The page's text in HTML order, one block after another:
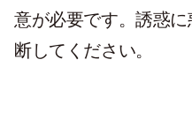
意が必要です。誘惑
断してください。